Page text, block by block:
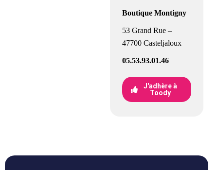
Boutique Montigny
53 Grand Rue –
47700 Casteljaloux
05.53.93.01.46
J'adhère à
Toody